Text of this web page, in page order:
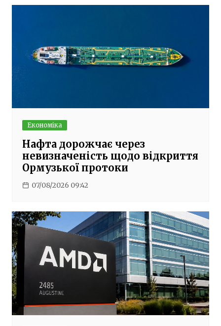
Економіка
Нафта дорожчає через
невизначеність щодо відкриття
Ормузької протоки
07/08/2026 09:42